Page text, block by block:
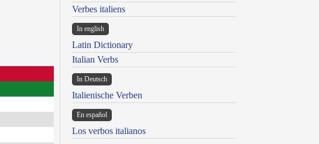
Verbes italiens
In english
Latin Dictionary
Italian Verbs
In Deutsch
Italienische Verben
En español
Los verbos italianos